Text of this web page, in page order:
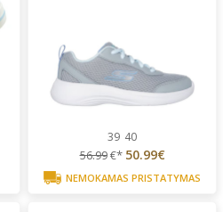
39 40
56.99€* 50.99€
NEMOKAMAS PRISTATYMAS